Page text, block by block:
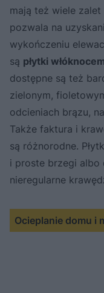
mają też wiele
pozwala na
wykończeniu
są płytki
dostępne są też
zielonym,
odcieniach brązu,
Także faktura i
są różnorodne.
i proste brzegi albo
nieregularne
Ocieplanie domu i